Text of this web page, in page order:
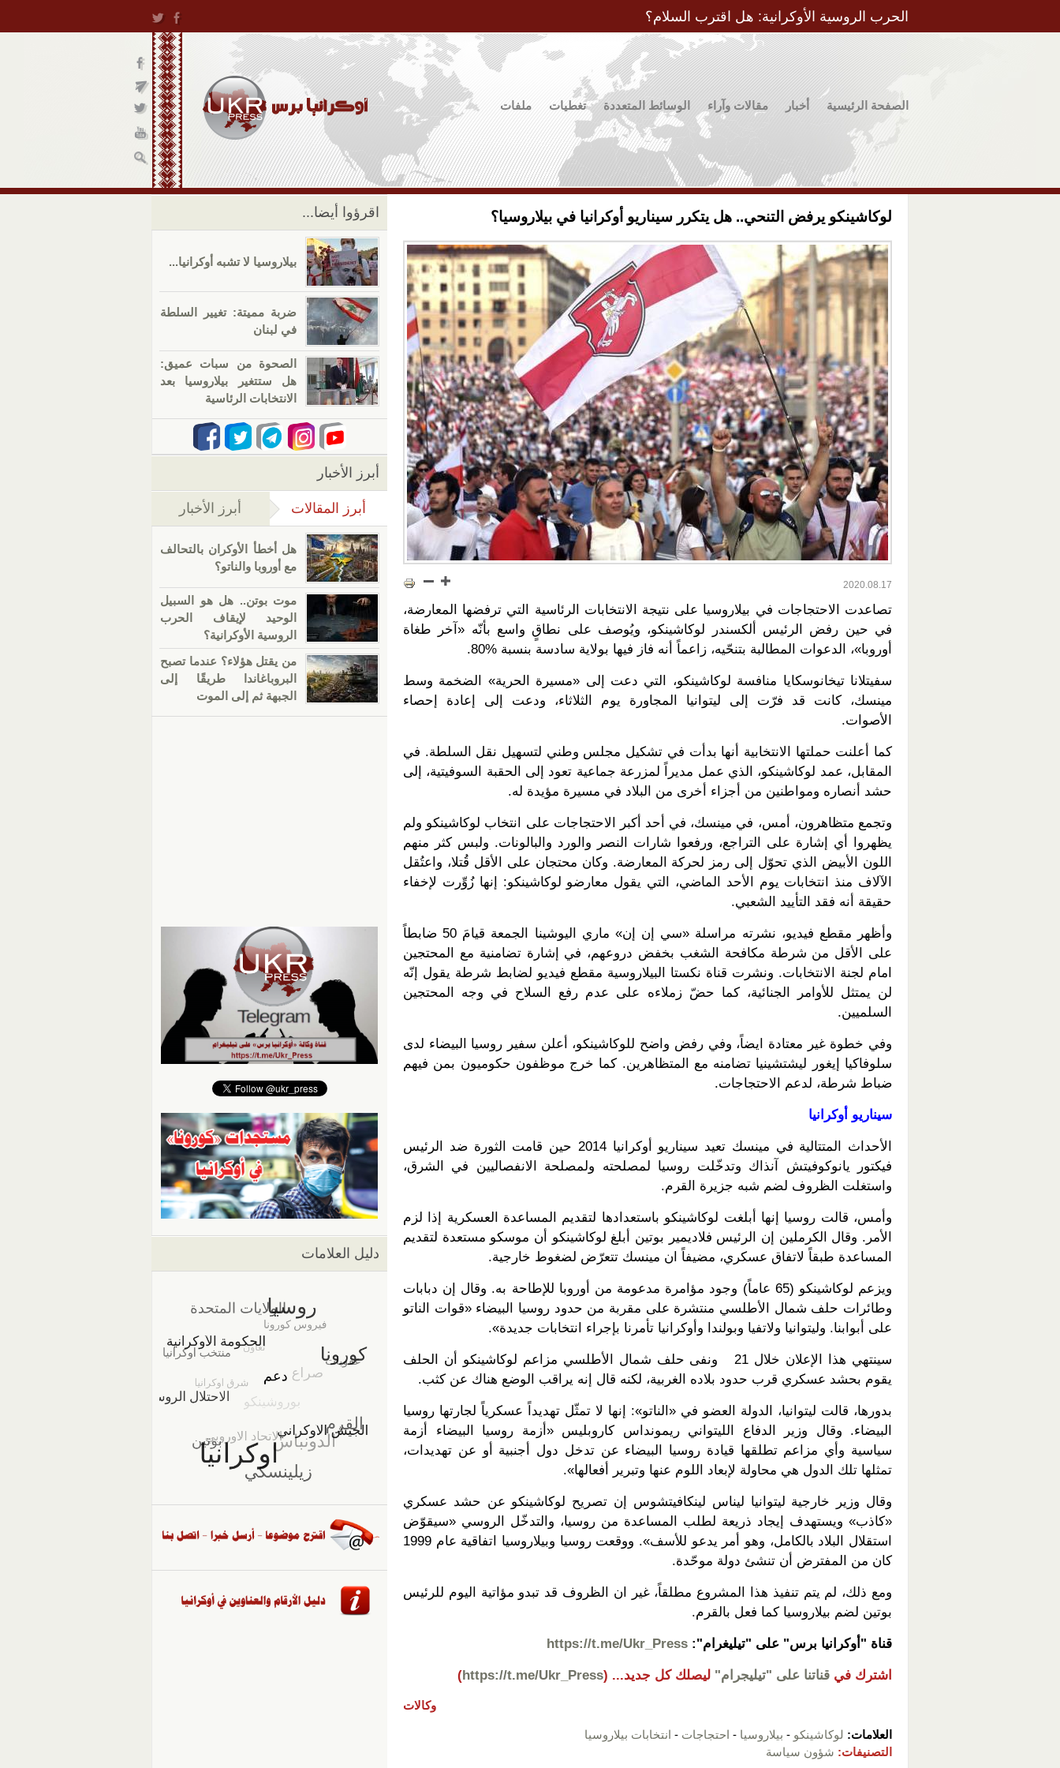
الحرب الروسية الأوكرانية: هل اقترب السلام؟
الصفحة الرئيسية أخبار مقالات وآراء الوسائط المتعددة تغطيات ملفات
لوكاشينكو يرفض التنحي.. هل يتكرر سيناريو أوكرانيا في بيلاروسيا؟
2020.08.17
تصاعدت الاحتجاجات في بيلاروسيا على نتيجة الانتخابات الرئاسية التي ترفضها المعارضة،
في حين رفض الرئيس ألكسندر لوكاشينكو، ويُوصف على نطاقٍ واسع بأنّه «آخر طغاة
أوروبا»، الدعوات المطالبة بتنحّيه، زاعماً أنه فاز فيها بولاية سادسة بنسبة %80.
سفيتلانا تيخانوسكايا منافسة لوكاشينكو، التي دعت إلى «مسيرة الحرية» الضخمة وسط
مينسك، كانت قد فرّت إلى ليتوانيا المجاورة يوم الثلاثاء، ودعت إلى إعادة إحصاء
الأصوات.
كما أعلنت حملتها الانتخابية أنها بدأت في تشكيل مجلس وطني لتسهيل نقل السلطة. في
المقابل، عمد لوكاشينكو، الذي عمل مديراً لمزرعة جماعية تعود إلى الحقبة السوفيتية، إلى
حشد أنصاره ومواطنين من أجزاء أخرى من البلاد في مسيرة مؤيدة له.
وتجمع متظاهرون، أمس، في مينسك، في أحد أكبر الاحتجاجات على انتخاب لوكاشينكو ولم
يظهروا أي إشارة على التراجع، ورفعوا شارات النصر والورد والبالونات. ولبس كثر منهم
اللون الأبيض الذي تحوّل إلى رمز لحركة المعارضة. وكان محتجان على الأقل قُتلا، واعتُقل
الآلاف منذ انتخابات يوم الأحد الماضي، التي يقول معارضو لوكاشينكو: إنها زُوِّرت لإخفاء
حقيقة أنه فقد التأييد الشعبي.
وأظهر مقطع فيديو، نشرته مراسلة «سي إن إن» ماري اليوشينا الجمعة قيامَ 50 ضابطاً
على الأقل من شرطة مكافحة الشغب بخفض دروعهم، في إشارة تضامنية مع المحتجين
امام لجنة الانتخابات. ونشرت قناة نكستا البيلاروسية مقطع فيديو لضابط شرطة يقول إنّه
لن يمتثل للأوامر الجنائية، كما حضّ زملاءه على عدم رفع السلاح في وجه المحتجين
السلميين.
وفي خطوة غير معتادة ايضاً، وفي رفض واضح للوكاشينكو، أعلن سفير روسيا البيضاء لدى
سلوفاكيا إيغور ليشتشينيا تضامنه مع المتظاهرين. كما خرج موظفون حكوميون بمن فيهم
ضباط شرطة، لدعم الاحتجاجات.
سيناريو أوكرانيا
الأحداث المتتالية في مينسك تعيد سيناريو أوكرانيا 2014 حين قامت الثورة ضد الرئيس
فيكتور يانوكوفيتش آنذاك وتدخّلت روسيا لمصلحته ولمصلحة الانفصاليين في الشرق،
واستغلت الظروف لضم شبه جزيرة القرم.
وأمس، قالت روسيا إنها أبلغت لوكاشينكو باستعدادها لتقديم المساعدة العسكرية إذا لزم
الأمر. وقال الكرملين إن الرئيس فلاديمير بوتين أبلغ لوكاشينكو أن موسكو مستعدة لتقديم
المساعدة طبقاً لاتفاق عسكري، مضيفاً ان مينسك تتعرّض لضغوط خارجية.
ويزعم لوكاشينكو (65 عاماً) وجود مؤامرة مدعومة من أوروبا للإطاحة به. وقال إن دبابات
وطائرات حلف شمال الأطلسي منتشرة على مقربة من حدود روسيا البيضاء «قوات الناتو
على أبوابنا. وليتوانيا ولاتفيا وبولندا وأوكرانيا تأمرنا بإجراء انتخابات جديدة».
‏سينتهي هذا الإعلان خلال 21 ونفى حلف شمال الأطلسي مزاعم لوكاشينكو أن الحلف
يقوم بحشد عسكري قرب حدود بلاده الغربية، لكنه قال إنه يراقب الوضع هناك عن كثب.
بدورها، قالت ليتوانيا، الدولة العضو في «الناتو»: إنها لا تمثّل تهديداً عسكرياً لجارتها روسيا
البيضاء. وقال وزير الدفاع الليتواني ريمونداس كاروبليس «أزمة روسيا البيضاء أزمة
سياسية وأي مزاعم تطلقها قيادة روسيا البيضاء عن تدخل دول أجنبية أو عن تهديدات،
تمثلها تلك الدول هي محاولة لإبعاد اللوم عنها وتبرير أفعالها».
وقال وزير خارجية ليتوانيا ليناس لينكافيتشوس إن تصريح لوكاشينكو عن حشد عسكري
«كاذب» ويستهدف إيجاد ذريعة لطلب المساعدة من روسيا، والتدخّل الروسي «سيقوّض
استقلال البلاد بالكامل، وهو أمر يدعو للأسف». ووقعت روسيا وبيلاروسيا اتفاقية عام 1999
كان من المفترض أن تنشئ دولة موحّدة.
ومع ذلك، لم يتم تنفيذ هذا المشروع مطلقاً، غير ان الظروف قد تبدو مؤاتية اليوم للرئيس
بوتين لضم بيلاروسيا كما فعل بالقرم.
قناة "أوكرانيا برس" على "تيليغرام": https://t.me/Ukr_Press
اشترك في قناتنا على "تيليجرام" ليصلك كل جديد... (
https://t.me/Ukr_Press
)
وكالات
العلامات: لوكاشينكو - بيلاروسيا - احتجاجات - انتخابات بيلاروسيا
التصنيفات: شؤون سياسة
اقرؤوا أيضا...
بيلاروسيا لا تشبه أوكرانيا...
ضربة مميتة: تغيير السلطة
في لبنان
الصحوة من سبات عميق:
هل ستتغير بيلاروسيا بعد
الانتخابات الرئاسية
أبرز الأخبار
أبرز المقالات (علامة التبويب النشطة)
أبرز الأخبار
هل أخطأ الأوكران بالتحالف
مع أوروبا والناتو؟
موت بوتن.. هل هو السبيل
الوحيد لإيقاف الحرب
الروسية الأوكرانية؟
من يقتل هؤلاء؟ عندما تصبح
البروباغاندا طريقًا إلى
الجبهة ثم إلى الموت
دليل العلامات